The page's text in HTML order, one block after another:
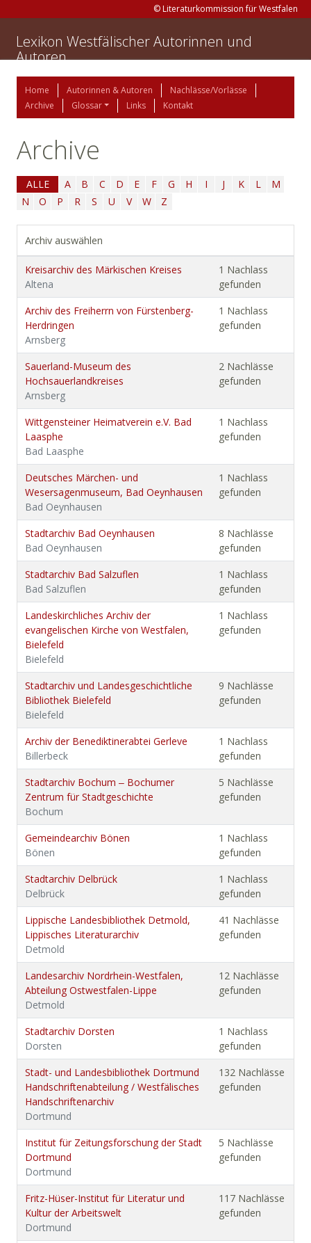
© Literaturkommission für Westfalen
Lexikon Westfälischer Autorinnen und
Autoren
Home Autorinnen & Autoren
Nachlässe/Vorlässe
Archive
Glossar Links Kontakt
Archive
ALLE A B C D E F G H I J K L
M
N
O P R S U V W Z
Archiv auswählen
Kreisarchiv des Märkischen Kreises
Altena
1 Nachlass
gefunden
Archiv des Freiherrn von Fürstenberg-
Herdringen
Arnsberg
1 Nachlass
gefunden
Sauerland-Museum des
Hochsauerlandkreises
Arnsberg
2 Nachlässe
gefunden
Wittgensteiner Heimatverein e.V. Bad
Laasphe
Bad Laasphe
1 Nachlass
gefunden
Deutsches Märchen- und
Wesersagenmuseum, Bad Oeynhausen
Bad Oeynhausen
1 Nachlass
gefunden
Stadtarchiv Bad Oeynhausen
Bad Oeynhausen
8 Nachlässe
gefunden
Stadtarchiv Bad Salzuflen
Bad Salzuflen
1 Nachlass
gefunden
Landeskirchliches Archiv der
evangelischen Kirche von Westfalen,
Bielefeld
Bielefeld
1 Nachlass
gefunden
Stadtarchiv und Landesgeschichtliche
Bibliothek Bielefeld
Bielefeld
9 Nachlässe
gefunden
Archiv der Benediktinerabtei Gerleve
Billerbeck
1 Nachlass
gefunden
Stadtarchiv Bochum ‒ Bochumer
Zentrum für Stadtgeschichte
Bochum
5 Nachlässe
gefunden
Gemeindearchiv Bönen
Bönen
1 Nachlass
gefunden
Stadtarchiv Delbrück
Delbrück
1 Nachlass
gefunden
Lippische Landesbibliothek Detmold,
Lippisches Literaturarchiv
Detmold
41 Nachlässe
gefunden
Landesarchiv Nordrhein-Westfalen,
Abteilung Ostwestfalen-Lippe
Detmold
12 Nachlässe
gefunden
Stadtarchiv Dorsten
Dorsten
1 Nachlass
gefunden
Stadt- und Landesbibliothek Dortmund
Handschriftenabteilung / Westfälisches
Handschriftenarchiv
Dortmund
132 Nachlässe
gefunden
Institut für Zeitungsforschung der Stadt
Dortmund
Dortmund
5 Nachlässe
gefunden
Fritz-Hüser-Institut für Literatur und
Kultur der Arbeitswelt
Dortmund
117 Nachlässe
gefunden